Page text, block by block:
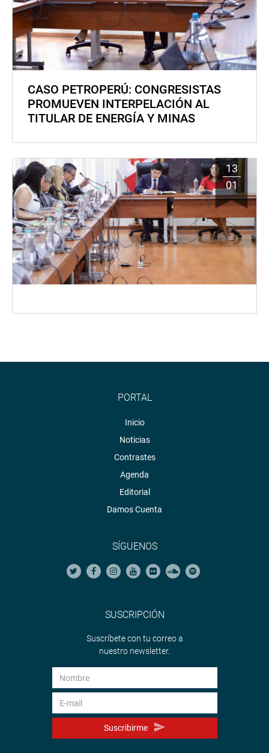
CASO PETROPERÚ: CONGRESISTAS
PROMUEVEN INTERPELACIÓN AL
TITULAR DE ENERGÍA Y MINAS
13
01
PORTAL
Inicio
Noticias
Contrastes
Agenda
Editorial
Damos Cuenta
SÍGUENOS
SUSCRIPCIÓN
Suscríbete con tu correo a
nuestro newsletter.
Suscribirme